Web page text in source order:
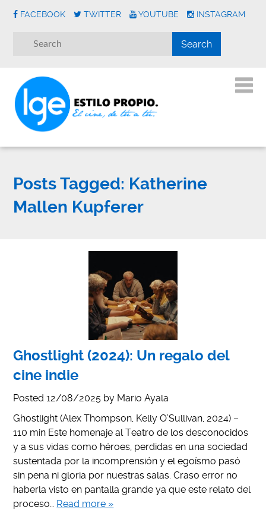
FACEBOOK TWITTER YOUTUBE INSTAGRAM
Posts Tagged: Katherine
Mallen Kupferer
Ghostlight (2024): Un regalo del
cine indie
Posted12/08/2025 by Mario Ayala
Ghostlight (Alex Thompson, Kelly O’Sullivan, 2024) –
110 min Este homenaje al Teatro de los desconocidos
y a sus vidas como héroes, perdidas en una sociedad
sustentada por la incomprensión y el egoísmo pasó
sin pena ni gloria por nuestras salas. Craso error no
haberla visto en pantalla grande ya que este relato del
proceso… Read more »